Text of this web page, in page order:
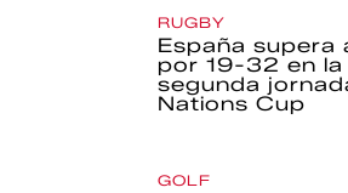
RUGBY
España supera
por 19-32 en la
segunda
Nations Cup
GOLF